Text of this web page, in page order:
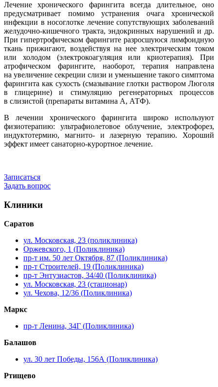
Лечение хронического фарингита всегда длительное, оно
предусматривает помимо устранения очага хронической
инфекции в носоглотке лечение сопутствующих заболеваний
желудочно-кишечного тракта, эндокринных нарушений и др.
При гипертрофическом фарингите разросшуюся лимфоидную
ткань прижигают, воздействуя на нее электрическим током
или холодом (электрокоагуляция или криотерапия). При
атрофическом фарингите, наоборот, терапия направлена
на увеличение секреции слизи и уменьшение такого симптома
фарингита как сухость (смазывание глотки раствором Люголя
в глицерине) и стимуляцию регенераторных процессов
в слизистой (препараты витамина А, АТФ).
В лечении хронического фарингита широко используют
физиотерапию: ультрафиолетовое облучение, электрофорез,
индуктотермию, магнито- и лазерную терапию. Хороший
эффект имеет санаторно-курортное лечение.
Записаться
Задать вопрос
Клиники
Саратов
ул. Московская, 23 (поликлиника)
Оржевского, 1 (Поликлиника)
пр-т им. 50 лет Октября, 87 (Поликлиника)
пр-т Строителей, 19 (Поликлиника)
пр-т Энтузиастов, 34/40 (Поликлиника)
ул. Московская, 23 (стационар)
ул. Чехова, 12/36 (Поликлиника)
Маркс
пр-т Ленина, 34Г (Поликлиника)
Балашов
ул. 30 лет Победы, 156А (Поликлиника)
Ртищево